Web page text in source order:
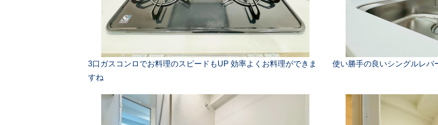
3口ガスコンロでお料理のスピードもUP 効率よくお料理ができま
すね
使い勝手の良いシングルレバ